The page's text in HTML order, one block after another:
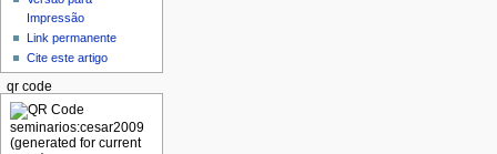
Impressão
Link permanente
Cite este artigo
qr code